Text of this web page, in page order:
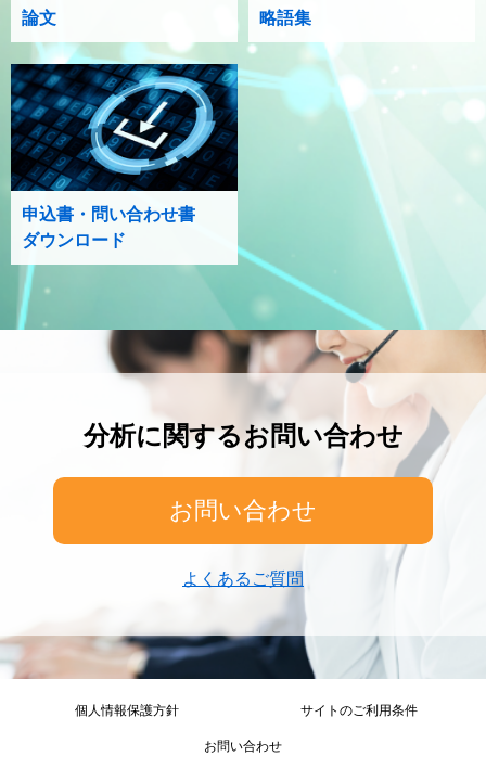
論文 略語集
申込書・問い合わせ書
ダウンロード
分析に関するお問い合わせ
お問い合わせ
よくあるご質問
個人情報保護方針 サイトのご利用条件
お問い合わせ